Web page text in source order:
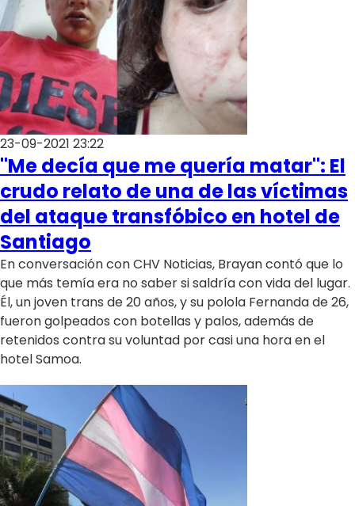
23-09-2021 23:22
"Me decía que me quería matar": El
crudo relato de una de las víctimas
del ataque transfóbico en hotel de
Santiago
En conversación con CHV Noticias, Brayan contó que lo
que más temía era no saber si saldría con vida del lugar.
Él, un joven trans de 20 años, y su polola Fernanda de 26,
fueron golpeados con botellas y palos, además de
retenidos contra su voluntad por casi una hora en el
hotel Samoa.